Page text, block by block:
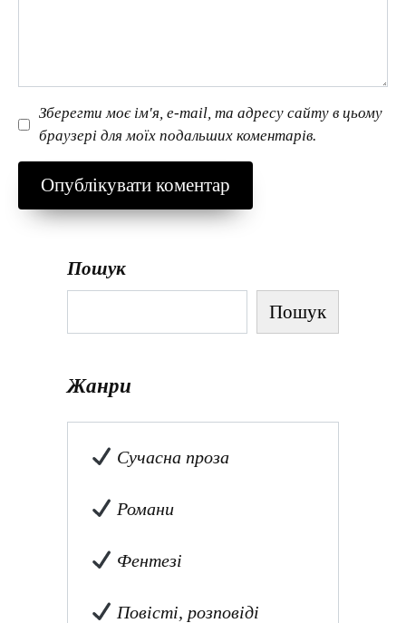
Зберегти моє ім'я, e-mail, та адресу сайту в цьому
браузері для моїх подальших коментарів.
Пошук
Пошук
Жанри
Сучасна проза
Романи
Фентезі
Повісті, розповіді